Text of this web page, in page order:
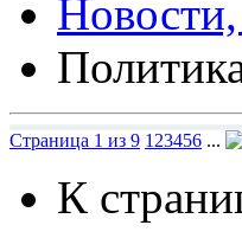
Страница 1 из 9 1 23456 ...
К